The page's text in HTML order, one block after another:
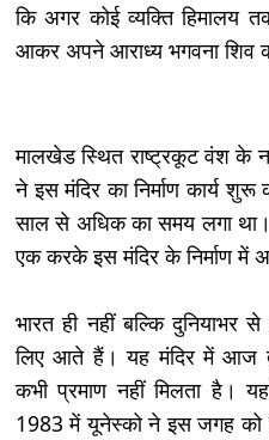
कि अगर कोई व्यक्ति हिमालय
आकर अपने आराध्य भगवना शिव
मालखेड स्थित राष्ट्रकूट वंश के
ने इस मंदिर का निर्माण कार्य
साल से अधिक का समय लगा
एक करके इस मंदिर के निर्माण में
भारत ही नहीं बल्कि
लिए आते हैं। यह मंदिर में आज
कभी प्रमाण नहीं मिलता है।
1983 में यूनेस्को ने इस जगह को